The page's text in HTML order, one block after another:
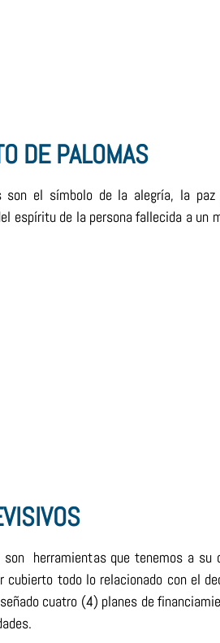
DE PALOMAS
son el símbolo de la alegría, la paz
espíritu de la persona fallecida a un
son herramientas que tenemos a su
cubierto todo lo relacionado con el
cuatro (4) planes de